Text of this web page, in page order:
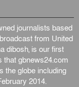
journalists based
from United
dibosh, is our first
that gbnews24.com
the globe including
2014.